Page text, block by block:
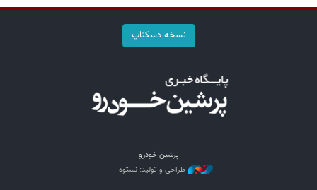
نسخه دسکتاپ
پرشین خودرو
طراحی و تولید: نستوه